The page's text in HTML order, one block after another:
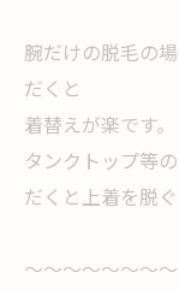
腕だけの脱毛の
だくと
着替えが楽です。
タンクトップ等
だくと上着を脱
～～～～～～～